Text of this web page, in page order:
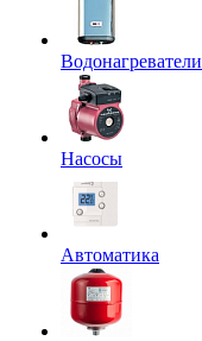
Водонагреватели
Насосы
Автоматика